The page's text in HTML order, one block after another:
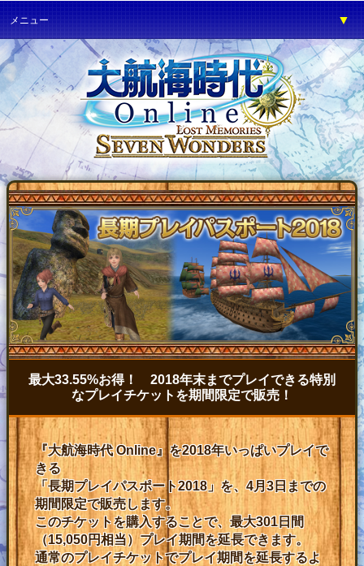
メニュー ▼
ゲーム紹介 ▼
プレイガイド ▼
サービス ▼
イベント ▼
開発の部屋 ▼
サポート ▼
ファンワールド ▼
ネットカフェ ▼
最大33.55%お得！ 2018年末までプレイできる特別
なプレイチケットを期間限定で販売！
『大航海時代 Online』を2018年いっぱいプレイで
きる
「長期プレイパスポート2018」を、4月3日までの
期間限定で販売します。
このチケットを購入することで、最大301日間
（15,050円相当）プレイ期間を延長できます。
通常のプレイチケットでプレイ期間を延長するよ